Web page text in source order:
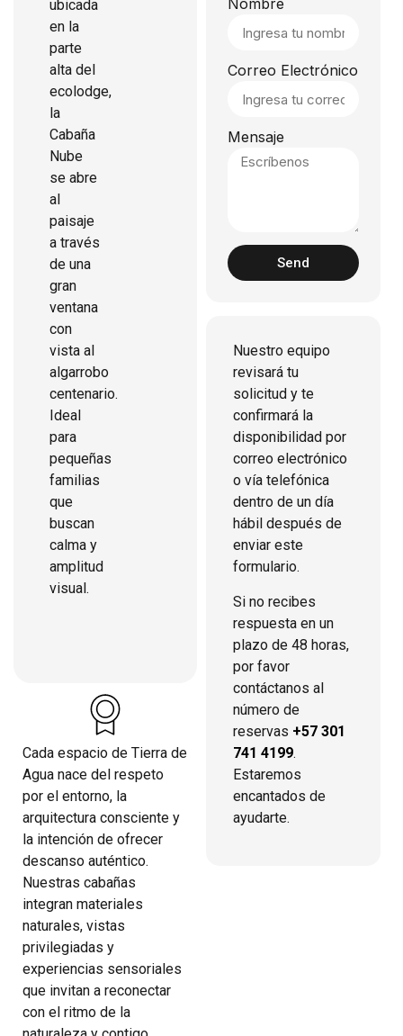
ubicada
en la
parte
alta del
ecolodge,
la
Cabaña
Nube
se abre
al
paisaje
a través
de una
gran
ventana
con
vista al
algarrobo
centenario.
Ideal
para
pequeñas
familias
que
buscan
calma y
amplitud
visual.
Cada espacio de Tierra de
Agua nace del respeto
por el entorno, la
arquitectura consciente y
la intención de ofrecer
descanso auténtico.
Nuestras cabañas
integran materiales
naturales, vistas
privilegiadas y
experiencias sensoriales
que invitan a reconectar
con el ritmo de la
Nombre
Correo Electrónico
Mensaje
Send
Nuestro equipo
revisará tu
solicitud y te
confirmará la
disponibilidad por
correo electrónico
o vía telefónica
dentro de un día
hábil después de
enviar este
formulario.
Si no recibes
respuesta en un
plazo de 48 horas,
por favor
contáctanos al
número de
reservas +57 301
741 4199.
Estaremos
encantados de
ayudarte.